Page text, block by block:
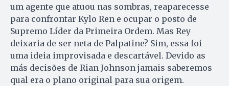
um agente que atuou nas sombras, reaparecesse
para confrontar Kylo Ren e ocupar o posto de
Supremo Líder da Primeira Ordem. Mas Rey
deixaria de ser neta de Palpatine? Sim, essa foi
uma ideia improvisada e descartável. Devido as
más decisões de Rian Johnson jamais saberemos
qual era o plano original para sua origem.